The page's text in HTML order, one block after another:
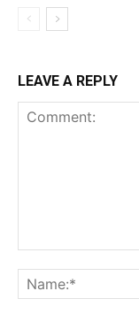
LEAVE A REPLY